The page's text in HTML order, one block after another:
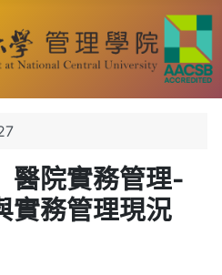
醫院實務管理-
實務管理現況